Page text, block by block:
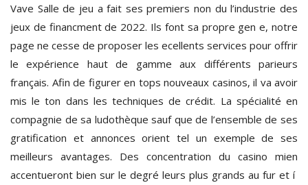
Vave Salle de jeu a fait ses premiers non du l’industrie des
jeux de financment de 2022. Ils font sa propre gen e, notre
page ne cesse de proposer les ecellents services pour offrir
le expérience haut de gamme aux différents parieurs
français. Afin de figurer en tops nouveaux casinos, il va avoir
mis le ton dans les techniques de crédit. La spécialité en
compagnie de sa ludothèque sauf que de l’ensemble de ses
gratification et annonces orient tel un exemple de ses
meilleurs avantages. Des concentration du casino mien
accentueront bien sur le degré leurs plus grands au fur et í